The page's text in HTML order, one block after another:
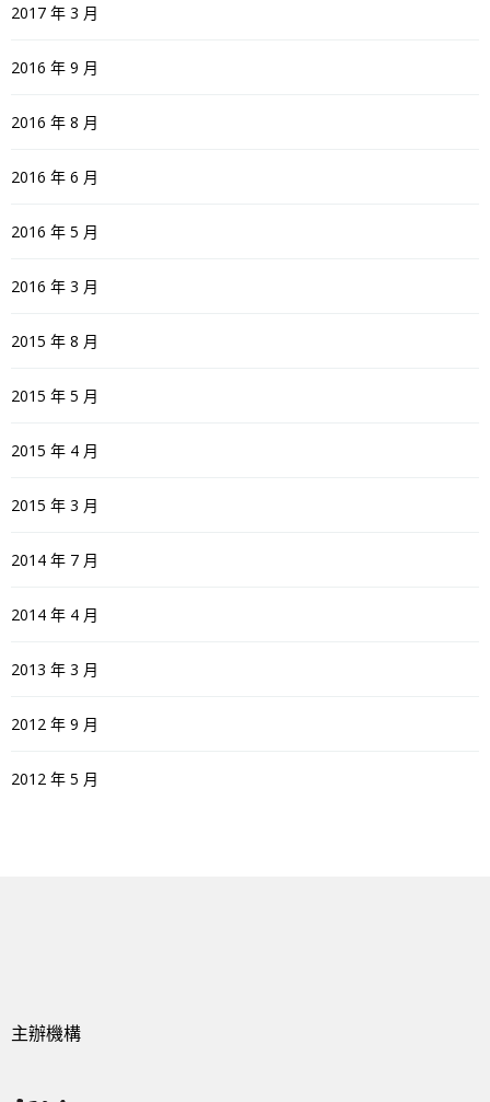
2017 年 3 月
2016 年 9 月
2016 年 8 月
2016 年 6 月
2016 年 5 月
2016 年 3 月
2015 年 8 月
2015 年 5 月
2015 年 4 月
2015 年 3 月
2014 年 7 月
2014 年 4 月
2013 年 3 月
2012 年 9 月
2012 年 5 月
主辦機構